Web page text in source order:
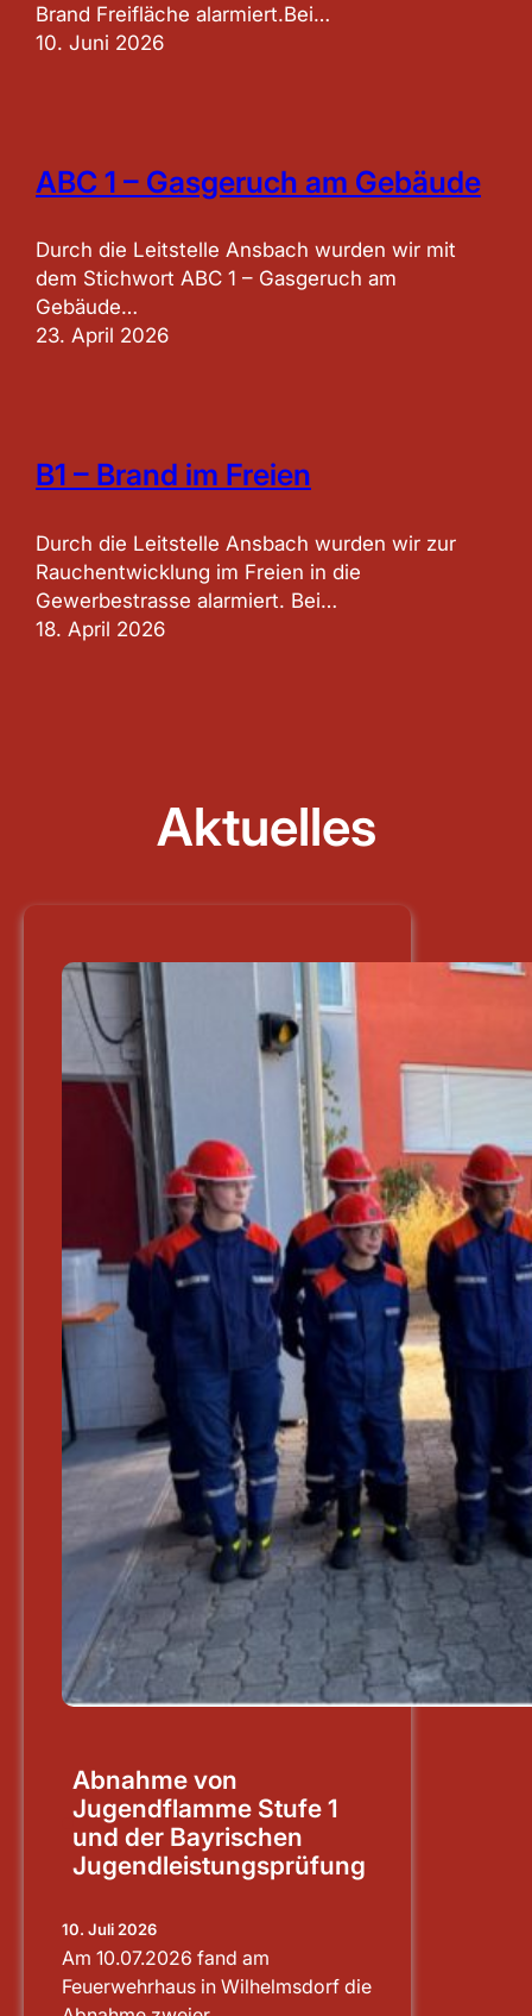
Brand Freifläche alarmiert.Bei…
10. Juni 2026
ABC 1 – Gasgeruch am Gebäude
Durch die Leitstelle Ansbach wurden wir mit
dem Stichwort ABC 1 – Gasgeruch am
Gebäude…
23. April 2026
B1 – Brand im Freien
Durch die Leitstelle Ansbach wurden wir zur
Rauchentwicklung im Freien in die
Gewerbestrasse alarmiert. Bei…
18. April 2026
Aktuelles
Abnahme von
Jugendflamme Stufe 1
und der Bayrischen
Jugendleistungsprüfung
10. Juli 2026
Am 10.07.2026 fand am
Feuerwehrhaus in Wilhelmsdorf die